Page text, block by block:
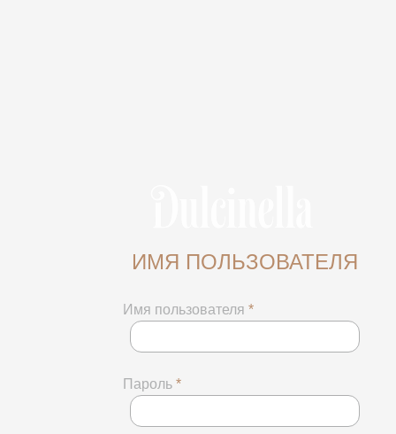
ИМЯ ПОЛЬЗОВАТЕЛЯ
Имя пользователя *
Пароль *